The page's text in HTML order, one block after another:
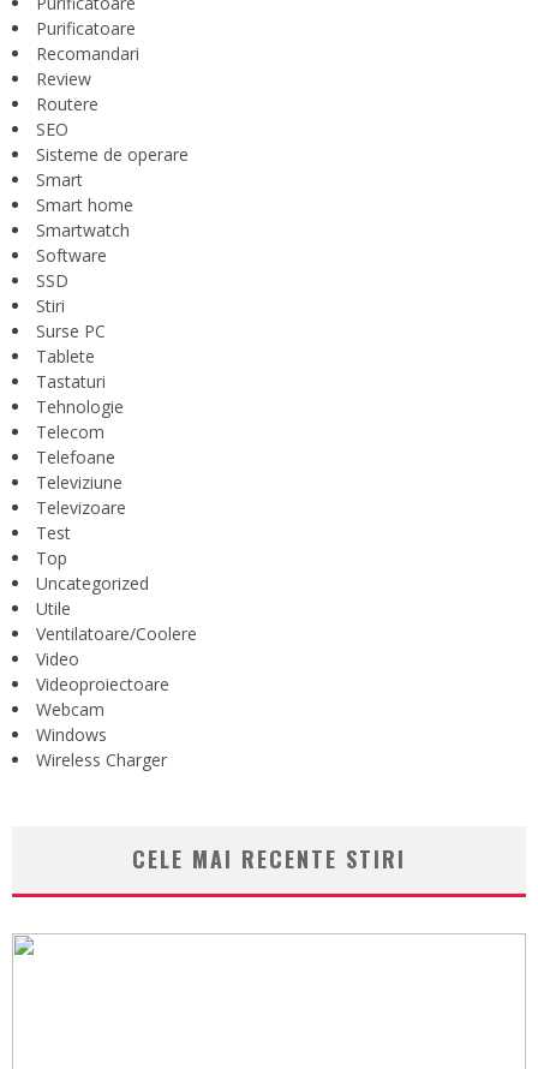
Purificatoare
Recomandari
Review
Routere
SEO
Sisteme de operare
Smart
Smart home
Smartwatch
Software
SSD
Stiri
Surse PC
Tablete
Tastaturi
Tehnologie
Telecom
Telefoane
Televiziune
Televizoare
Test
Top
Uncategorized
Utile
Ventilatoare/Coolere
Video
Videoproiectoare
Webcam
Windows
Wireless Charger
CELE MAI RECENTE STIRI